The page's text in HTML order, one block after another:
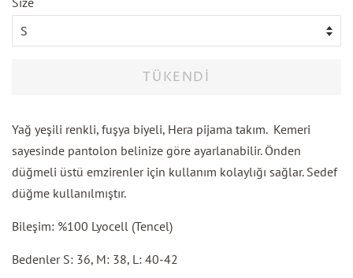
TÜKENDI
Yağ yeşili renkli, fuşya biyeli, Hera pijama takım. Kemeri
sayesinde pantolon belinize göre ayarlanabilir. Önden
düğmeli üstü emzirenler için kullanım kolaylığı sağlar. Sedef
düğme kullanılmıştır.
Bileşim: %100 Lyocell (Tencel)
Bedenler S: 36, M: 38, L: 40-42